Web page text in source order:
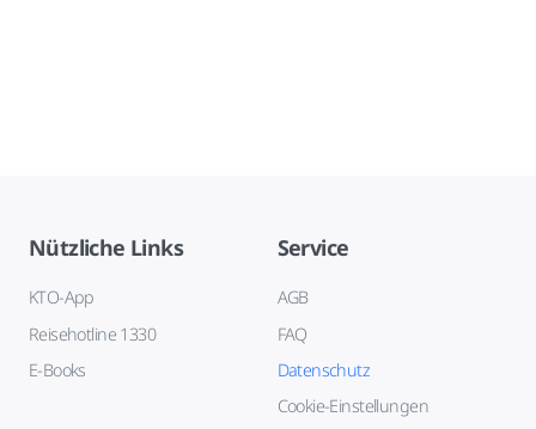
Nützliche Links
KTO-App
Reisehotline 1330
E-Books
Service
AGB
FAQ
Datenschutz
Cookie-Einstellungen